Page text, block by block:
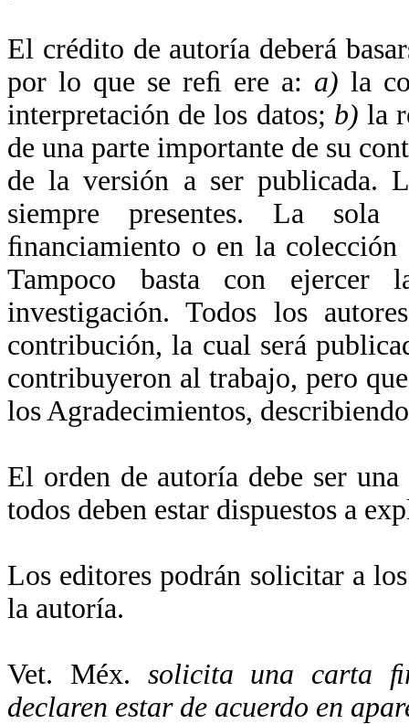
El crédito de autoría deberá
por lo que se reﬁ ere a: a) la
interpretación de los datos; b) la
de una parte importante de su
de la versión a ser publicada.
siempre presentes. La
ﬁnanciamiento o en la
Tampoco basta con ejercer
investigación. Todos los
contribución, la cual será
contribuyeron al trabajo, pero
los Agradecimientos,
El orden de autoría debe ser
todos deben estar dispuestos a
Los editores podrán solicitar a
la autoría.
Vet. Méx. solicita una carta
declaren estar de acuerdo en